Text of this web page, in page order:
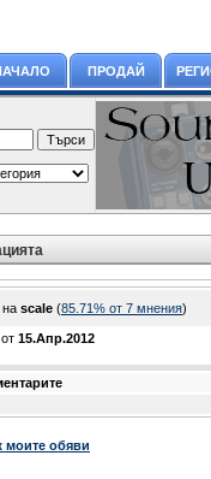
ПРОДАЙ
на scale (85.71% oт 7 мнения)
15.Апр.2012
моите обяви